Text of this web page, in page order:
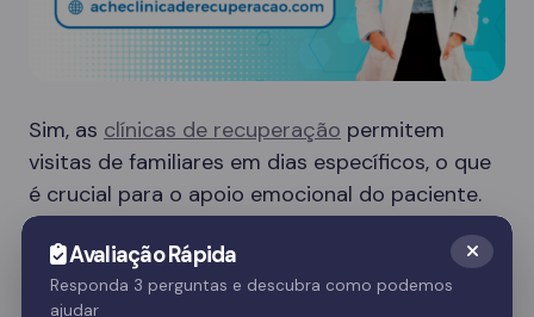
Sim, as clínicas de recuperação permitem
visitas de familiares em dias específicos, o que
é crucial para o apoio emocional do paciente.
Essas visitas ajudam no processo de
recuperação e fortalecem o vínculo familiar.
Avaliação Rápida
Responda 3 perguntas e descubra como podemos
ajudar